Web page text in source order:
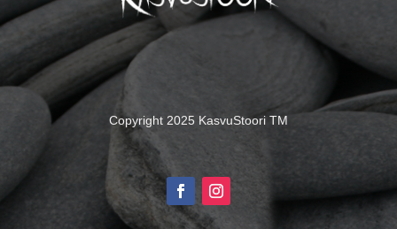
Copyright 2025 KasvuStoori TM